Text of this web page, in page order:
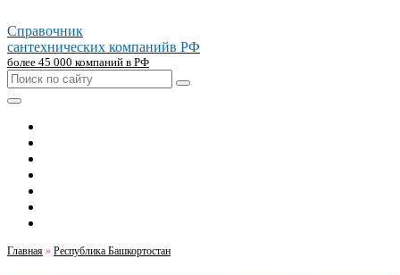
Справочник
сантехнических компанийв РФ
более 45 000 компаний в РФ
Главная » Республика Башкортостан